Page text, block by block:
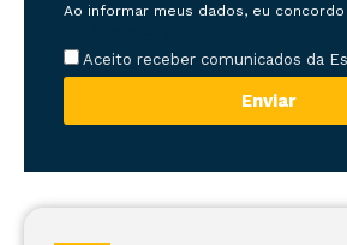
Ao informar meus dados, eu concordo
Aceito receber comunicados da
Enviar